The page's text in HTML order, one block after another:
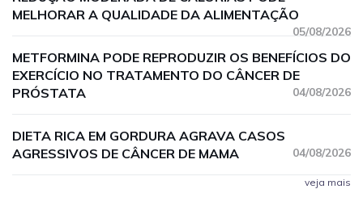
MELHORAR A QUALIDADE DA ALIMENTAÇÃO
05/08/2026
METFORMINA PODE REPRODUZIR OS BENEFÍCIOS DO
EXERCÍCIO NO TRATAMENTO DO CÂNCER DE
PRÓSTATA
04/08/2026
DIETA RICA EM GORDURA AGRAVA CASOS
AGRESSIVOS DE CÂNCER DE MAMA
04/08/2026
veja mais